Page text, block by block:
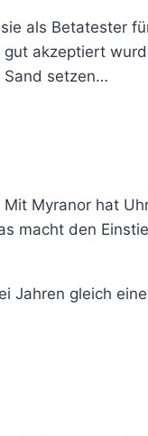
als Betatester
akzeptiert
Sand setzen…
Myranor hat
macht den
Jahren gleich